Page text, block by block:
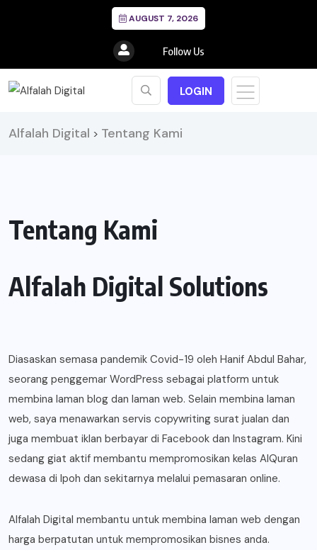
AUGUST 7, 2026
Follow Us
LOGIN
Alfalah Digital > Tentang Kami
Tentang Kami
Alfalah Digital Solutions
Diasaskan semasa pandemik Covid-19 oleh Hanif Abdul Bahar,
seorang penggemar WordPress sebagai platform untuk
membina laman blog dan laman web. Selain membina laman
web, saya menawarkan servis copywriting surat jualan dan
juga membuat iklan berbayar di Facebook dan Instagram. Kini
sedang giat aktif membantu mempromosikan kelas AlQuran
dewasa di Ipoh dan sekitarnya melalui pemasaran online.
Alfalah Digital membantu untuk membina laman web dengan
harga berpatutan untuk mempromosikan bisnes anda.